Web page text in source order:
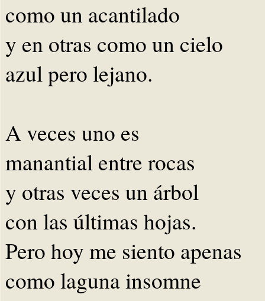
como un acantilado
y en otras como un cielo
azul pero lejano.
A veces uno es
manantial entre rocas
y otras veces un árbol
con las últimas hojas.
Pero hoy me siento apenas
como laguna insomne